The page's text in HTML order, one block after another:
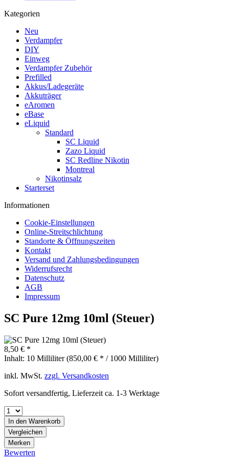
Kategorien
Neu
Verdampfer
DIY
Einweg
Verdampfer Zubehör
Prefilled
Akkus/Ladegeräte
Akkuträger
eAromen
eBase
eLiquid
Standard
SC Liquid
Zazo Liquid
SC Redline Nikotin
Montreal
Nikotinsalz
Starterset
Informationen
Cookie-Einstellungen
Online-Streitschlichtung
Standorte & Öffnungszeiten
Kontakt
Versand und Zahlungsbedingungen
Widerrufsrecht
Datenschutz
AGB
Impressum
SC Pure 12mg 10ml (Steuer)
8,50 € *
Inhalt: 10 Milliliter (850,00 € * / 1000 Milliliter)
inkl. MwSt. zzgl. Versandkosten
Sofort versandfertig, Lieferzeit ca. 1-3 Werktage
In den Warenkorb
Vergleichen
Merken
Bewerten